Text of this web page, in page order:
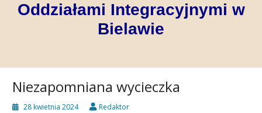
Oddziałami Integracyjnymi w
Bielawie
Niezapomniana wycieczka
28 kwietnia 2024 Redaktor